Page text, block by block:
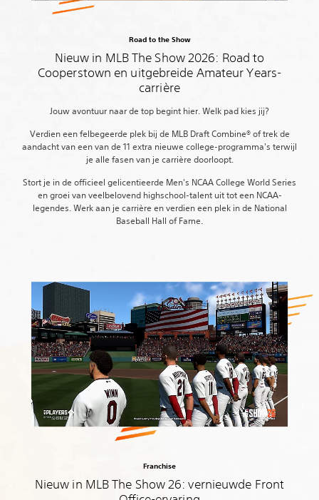
Road to the Show
Nieuw in MLB The Show 2026: Road to
Cooperstown en uitgebreide Amateur Years-
carrière
Jouw avontuur naar de top begint hier. Welk pad kies jij?
Verdien een felbegeerde plek bij de MLB Draft Combine® of trek de
aandacht van een van de 11 extra nieuwe college-programma's terwijl
je alle fasen van je carrière doorloopt.
Stort je in de officieel gelicentieerde Men's NCAA College World Series
en groei van veelbelovend highschool-talent uit tot een NCAA-
legendes. Werk aan je carrière en verdien een plek in de National
Baseball Hall of Fame.
Franchise
Nieuw in MLB The Show 26: vernieuwde Front